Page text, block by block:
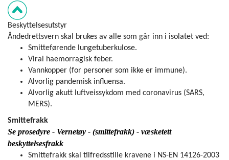
Beskyttelsesutstyr
Åndedrettsvern skal brukes av alle som går inn i isolatet ved:
Smitteførende lungetuberkulose.
Viral haemorragisk feber.
Vannkopper (for personer som ikke er immune).
Alvorlig pandemisk influensa.
Alvorlig akutt luftveissykdom med coronavirus (SARS,
MERS).
Smittefrakk
Se prosedyre - Vernetøy - (smittefrakk) - væsketett
beskyttelsesfrakk
Smittefrakk skal tilfredsstille kravene i NS-EN 14126-2003